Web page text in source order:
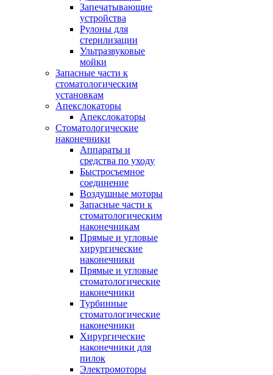
Запечатывающие
устройства
Рулоны для
стерилизации
Ультразвуковые
мойки
Запасные части к
стоматологическим
установкам
Апекслокаторы
Апекслокаторы
Стоматологические
наконечники
Аппараты и
средства по уходу
Быстросъемное
соединение
Воздушные моторы
Запасные части к
стоматологическим
наконечникам
Прямые и угловые
хирургические
наконечники
Прямые и угловые
стоматологические
наконечники
Турбинные
стоматологические
наконечники
Хирургические
наконечники для
пилок
Электромоторы